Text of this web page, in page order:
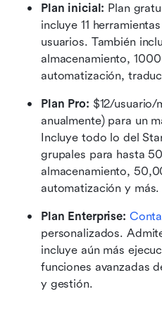
Plan inicial: Plan
incluye 11
usuarios. También
almacenamiento,
automatización,
Plan Pro: $12/usuario/
anualmente) para un
Incluye todo lo del
grupales para hasta
almacenamiento,
automatización y más.
Plan Enterprise:
personalizados.
incluye aún más
funciones avanzadas
y gestión.